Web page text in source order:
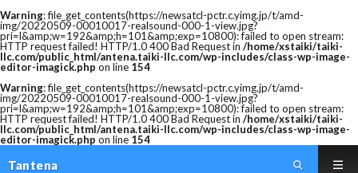
Warning: file_get_contents(https://newsatcl-pctr.c.yimg.jp/t/amd-
img/20220509-00010017-realsound-000-1-view.jpg?
pri=l&amp;w=192&amp;h=101&amp;exp=10800): failed to open stream:
HTTP request failed! HTTP/1.0 400 Bad Request in /home/xstaiki/taiki-
llc.com/public_html/antena.taiki-llc.com/wp-includes/class-wp-image-
editor-imagick.php on line 154
Warning: file_get_contents(https://newsatcl-pctr.c.yimg.jp/t/amd-
img/20220509-00010017-realsound-000-1-view.jpg?
pri=l&amp;w=192&amp;h=101&amp;exp=10800): failed to open stream:
HTTP request failed! HTTP/1.0 400 Bad Request in /home/xstaiki/taiki-
llc.com/public_html/antena.taiki-llc.com/wp-includes/class-wp-image-
editor-imagick.php on line 154
Tantena